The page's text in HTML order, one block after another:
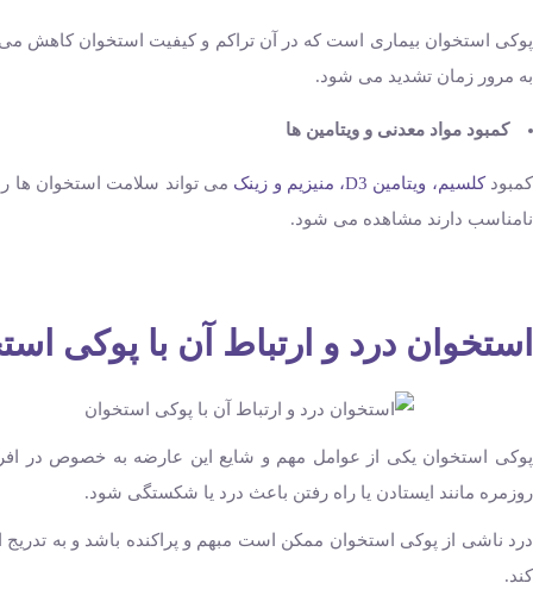
پوکی استخوان بیماری است که در آن تراکم و کیفیت استخوان کاهش
به مرور زمان تشدید می ‌شود.
کمبود مواد معدنی و ویتامین‌ ها
کمبودکلسیم، ویتامین D3، منیزیم و زینک
می‌ تواند سلامت استخوان ‌ها
نامناسب دارند مشاهده می ‌شود.
استخوان درد و ارتباط آن با پوکی
پوکی استخوان یکی از عوامل مهم و شایع این عارضه به خصوص در
روزمره مانند ایستادن یا راه رفتن باعث درد یا شکستگی شود.
درد ناشی از پوکی استخوان ممکن است مبهم و پراکنده باشد و به
کند.